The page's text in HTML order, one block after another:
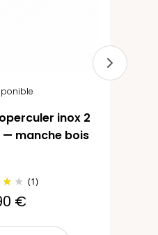
inox 2
manche bois
(1)
€